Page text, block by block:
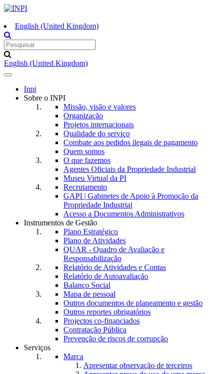
English (United Kingdom)
English (United Kingdom)
Toggle
navigation
Inpi
Sobre o INPI
Missão, visão e valores
Organização
Projetos internacionais
Qualidade do serviço
Combate aos pedidos ilegais de pagamento
Quem somos
O que fazemos
Agentes Oficiais da Propriedade Industrial
Museu Virtual da PI
Recrutamento
GAPI | Gabinetes de Apoio à Promoção da
Propriedade Industrial
Acesso a Documentos Administrativos
Instrumentos de Gestão
Plano Estratégico
Plano de Atividades
QUAR - Quadro de Avaliação e
Responsabilização
Relatório de Atividades e Contas
Relatório de Autoavaliação
Balanço Social
Mapa de pessoal
Outros documentos de planeamento e gestão
Outros reportes obrigatórios
Projectos co-financiados
Contratação Pública
Prevenção de riscos de corrupção
Serviços
Marca
Apresentar observação de terceiros